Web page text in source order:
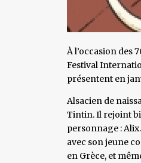
À l’occasion des
Festival
présentent en
Alsacien de
Tintin. Il rejoint
personnage :
avec son jeune
en Grèce, et